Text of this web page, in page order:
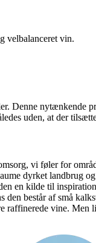
velbalanceret vin.
Denne
uden, at der
vi føler for
dyrket landbrug
en kilde til
består af små
vine.